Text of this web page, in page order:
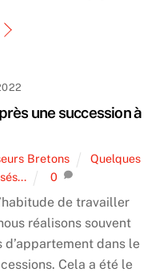
une succession à
Bretons
Quelques
0
de travailler
réalisons souvent
d’appartement dans le
Cela a été le